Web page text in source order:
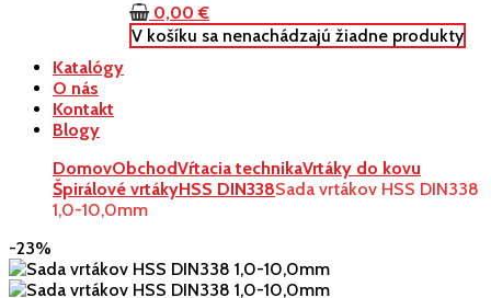
0,00€
V košíku sa nenachádzajú žiadne produkty
Katalógy
O nás
Kontakt
Blogy
DomovObchodVŕtacia technikaVrtáky do kovu
Špirálové vrtákyHSS DIN338Sada vrtákov HSS DIN338
1,0-10,0mm
-23%